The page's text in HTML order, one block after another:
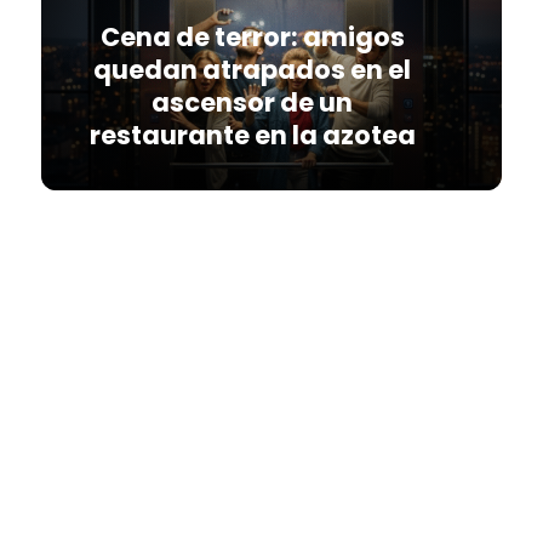
Cena de terror: amigos
quedan atrapados en el
ascensor de un
restaurante en la azotea